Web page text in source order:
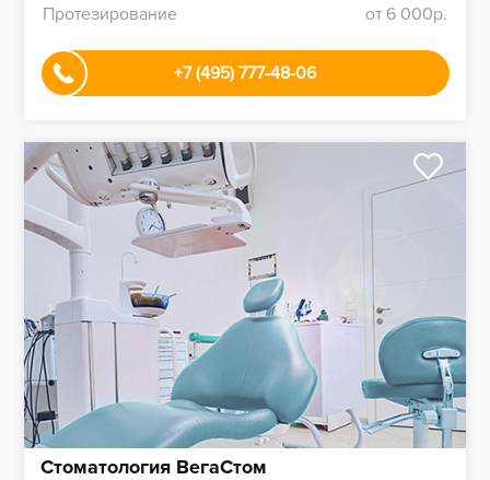
Протезирование от 6 000р.
+7 (495) 777-48-06
Стоматология ВегаСтом